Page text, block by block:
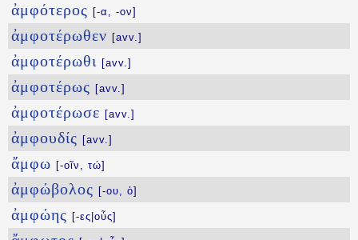
ἀμφότερος [-α, -ον]
ἀμφοτέρωθεν [avv.]
ἀμφοτέρωθι [avv.]
ἀμφοτέρως [avv.]
ἀμφοτέρωσε [avv.]
ἀμφουδίς [avv.]
ἄμφω [-οῖν, τώ]
ἀμφώβολος [-ου, ὁ]
ἀμφώης [-ες|οὖς]